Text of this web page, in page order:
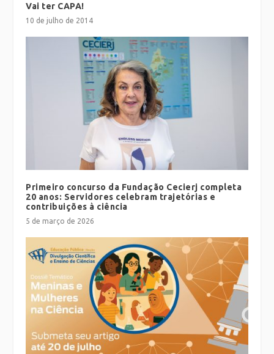
Vai ter CAPA!
10 de julho de 2014
Primeiro concurso da Fundação Cecierj completa
20 anos: Servidores celebram trajetórias e
contribuições à ciência
5 de março de 2026